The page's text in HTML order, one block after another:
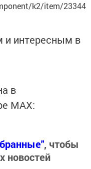
k2/item/23344
интересным в
в
MАХ:
, чтобы
новостей